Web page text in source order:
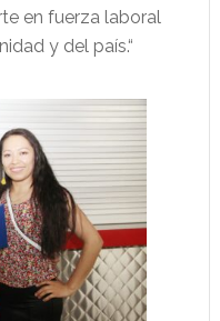
en fuerza laboral
y del país.“